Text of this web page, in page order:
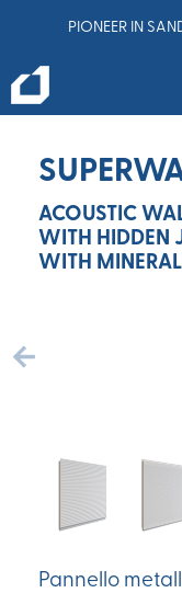
PIONEER IN
ACOUSTIC
WITH HIDDEN
WITH
Pannello